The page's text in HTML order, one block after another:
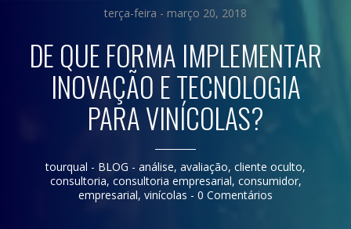
terça-feira - março 20, 2018
DE QUE FORMA IMPLEMENTAR
INOVAÇÃO E TECNOLOGIA
PARA VINÍCOLAS?
tourqual - BLOG - análise, avaliação, cliente oculto,
consultoria, consultoria empresarial, consumidor,
empresarial, vinícolas - 0 Comentários